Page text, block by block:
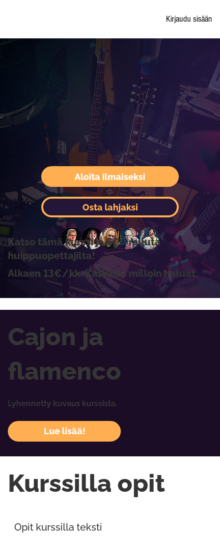
Kirjaudu sisään
Aloita ilmaiseksi
Katso tämä kurssi ja 600 muuta
huippuopettajilta!
Alkaen 13€/kk. Katkaise milloin haluat.
Osta lahjaksi
Cajon ja
flamenco
Lyhennetty kuvaus kurssista.
Lue lisää!
Kurssilla opit
Opit kurssilla teksti